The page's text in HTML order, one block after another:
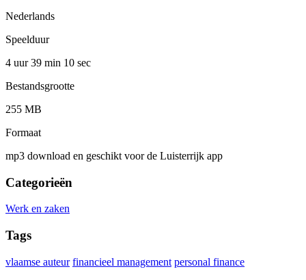
Nederlands
Speelduur
4 uur 39 min 10 sec
Bestandsgrootte
255 MB
Formaat
mp3 download en geschikt voor de Luisterrijk app
Categorieën
Werk en zaken
Tags
vlaamse auteur financieel management personal finance